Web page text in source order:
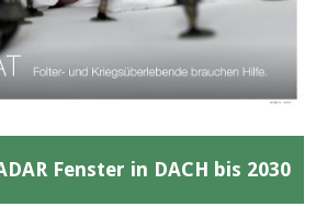
Fenster in DACH bis 2030